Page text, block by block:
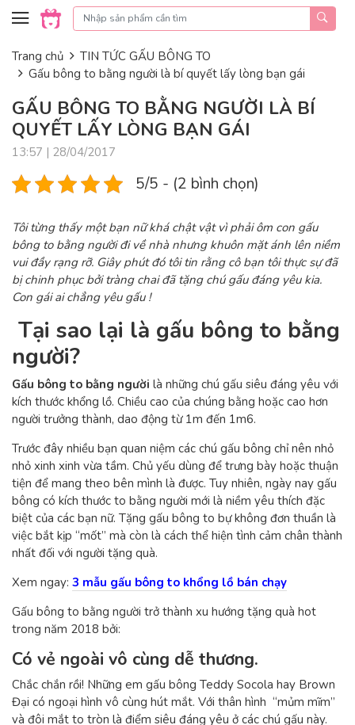
Skip to content
Trang chủ
TIN TỨC GẤU BÔNG TO
Gấu bông to bằng người là bí quyết lấy lòng bạn gái
GẤU BÔNG TO BẰNG NGƯỜI LÀ BÍ
QUYẾT LẤY LÒNG BẠN GÁI
13:57 | 28/04/2017
5/5 - (2 bình chọn)
Tôi từng thấy một bạn nữ khá chật vật vì phải ôm con gấu
bông to bằng người đi về nhà nhưng khuôn mặt ánh lên niềm
vui đầy rạng rỡ. Giây phút đó tôi tin rằng cô bạn tôi thực sự đã
bị chinh phục bởi tràng chai đã tặng chú gấu đáng yêu kia.
Con gái ai chẳng yêu gấu !
Tại sao lại là gấu bông to bằng
người?
Gấu bông to bằng người là những chú gấu siêu đáng yêu với
kích thước khổng lồ. Chiều cao của chúng bằng hoặc cao hơn
người trưởng thành, dao động từ 1m đến 1m6.
Trước đây nhiều bạn quan niệm các chú gấu bông chỉ nên nhỏ
nhỏ xinh xinh vừa tầm. Chủ yếu dùng để trưng bày hoặc thuận
tiện để mang theo bên mình là được. Tuy nhiên, ngày nay gấu
bông có kích thước to bằng người mới là niềm yêu thích đặc
biệt của các bạn nữ. Tặng gấu bông to bự không đơn thuần là
việc bắt kịp “mốt” mà còn là cách thể hiện tình cảm chân thành
nhất đối với người tặng quà.
Xem ngay: 3 mẫu gấu bông to khổng lồ bán chạy
Gấu bông to bằng người trở thành xu hướng tặng quà hot
trong năm 2018 bởi:
Có vẻ ngoài vô cùng dễ thương.
Chắc chắn rồi! Những em gấu bông Teddy Socola hay Brown
Đại có ngoại hình vô cùng hút mắt. Với thân hình “mủm mĩm”
và đôi mắt to tròn là điểm siêu đáng yêu ở các chú gấu này.